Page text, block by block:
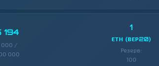
194
000 /
000
1
ETH (BEP20)
Резерв:
100